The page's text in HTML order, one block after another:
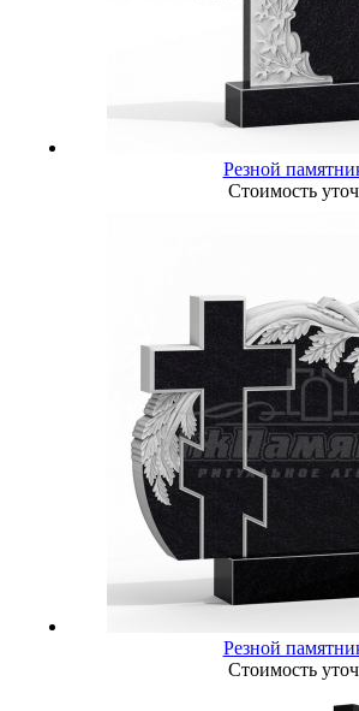
Резной
Стоимость
Резной
Стоимость